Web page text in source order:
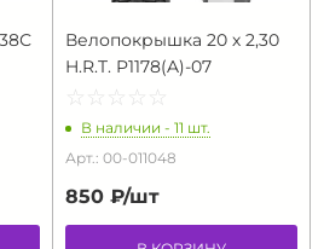
Велопокрышка 20 х 2,30
H.R.T. P1178(A)-07
☆ ☆ ☆ ☆ ☆
★ ★ ★ ★ ★
В наличии - 11 шт.
Арт.: 00-011048
850 ₽/шт